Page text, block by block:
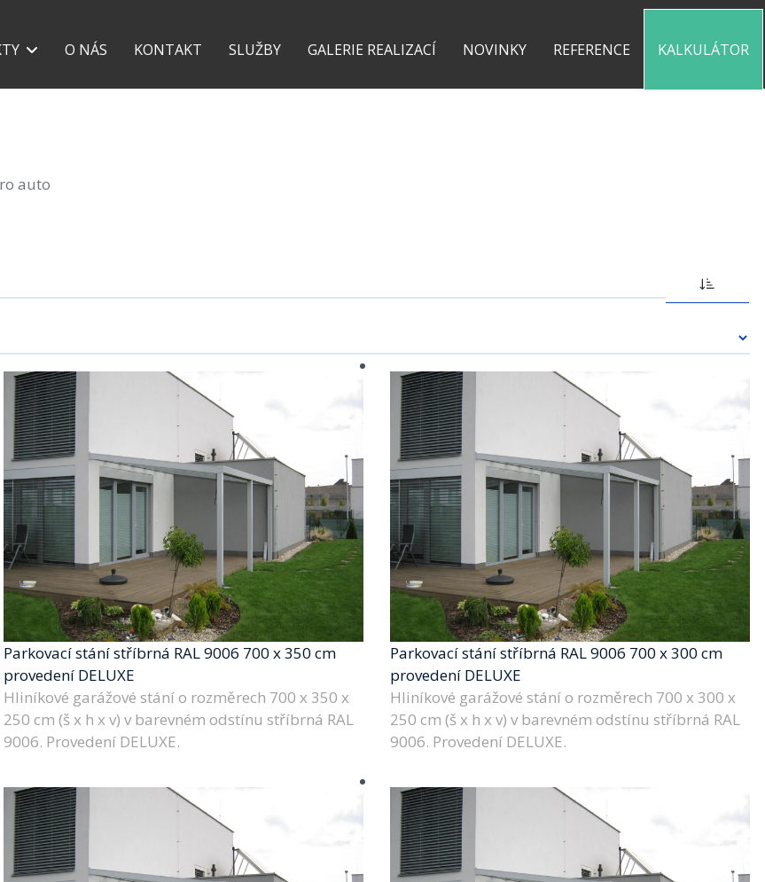
O NÁS KONTAKT SLUŽBY GALERIE REALIZACÍ NOVINKY REFERENCE KALKULÁTOR
auto
Parkovací stání stříbrná RAL 9006 700 x 350 cm
provedení DELUXE
Hliníkové garážové stání o rozměrech 700 x 350 x
250 cm (š x h x v) v barevném odstínu stříbrná RAL
9006. Provedení DELUXE.
Parkovací stání stříbrná RAL 9006 700 x 300 cm
provedení DELUXE
Hliníkové garážové stání o rozměrech 700 x 300 x
250 cm (š x h x v) v barevném odstínu stříbrná RAL
9006. Provedení DELUXE.